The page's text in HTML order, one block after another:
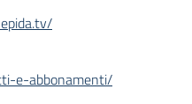
e-abbonamenti/